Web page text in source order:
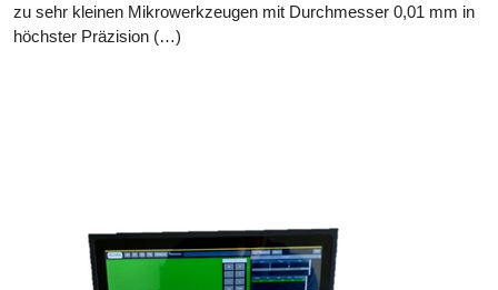
zu sehr kleinen Mikrowerkzeugen mit Durchmesser 0,01 mm in
höchster Präzision (…)